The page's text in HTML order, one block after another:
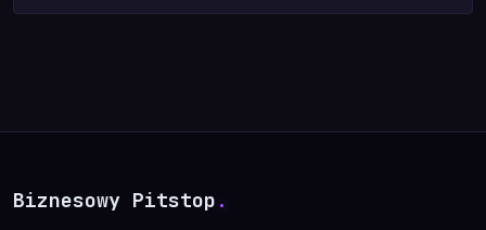
Biznesowy Pitstop .